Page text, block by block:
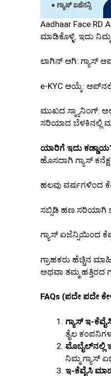
Aadhaar Face RD
ಮಾಡಿಕೊಳ್ಳಿ. ಇದು
ಲಾಗಿನ್ ಆಗಿ: ಗ್ಯಾಸ್
e-KYC ಆಯ್ಕೆ:
ಮುಖದ ಸ್ಕ್ಯಾನಿಂಗ್:
ಸರಿಯಾದ ಬೆಳಕಿನಲ್ಲಿ
ಯಾರಿಗೆ ಇದು
ಹೊಸದಾಗಿ ಗ್ಯಾಸ್
ಹಲವು ವರ್ಷಗಳಿಂದ
ಸಬ್ಸಿಡಿ ಹಣ ಸರಿಯಾಗಿ
ಗ್ಯಾಸ್ ಏಜೆನ್ಸಿಯಿಂದ
ಗ್ರಾಹಕರು ಹೆಚ್ಚಿನ
ಅಥವಾ ತಮ್ಮ ಹತ್ತಿರದ
FAQs (ಪದೇ ಪದೇ
ಗ್ಯಾಸ್ ಇ-
ತೈಲ
ಮೊಬೈಲ್‌ನಲ್ಲಿ
ನಿಮ್ಮ ಗ್ಯಾಸ್
ಇ-ಕೆವೈಸಿ